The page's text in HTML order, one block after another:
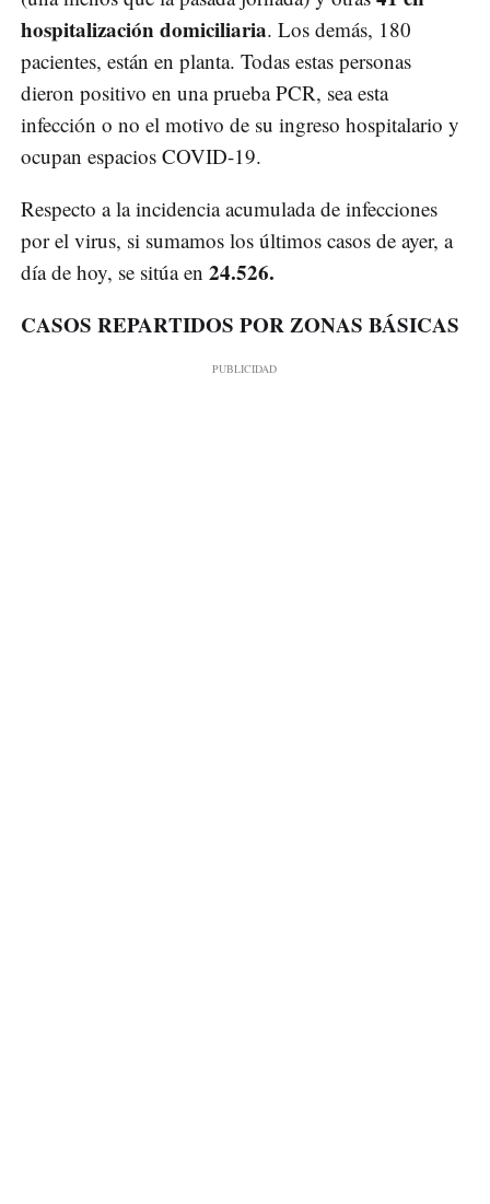
hospitalización domiciliaria. Los demás, 180
pacientes, están en planta. Todas estas personas
dieron positivo en una prueba PCR, sea esta
infección o no el motivo de su ingreso hospitalario y
ocupan espacios COVID-19.
Respecto a la incidencia acumulada de infecciones
por el virus, si sumamos los últimos casos de ayer, a
día de hoy, se sitúa en 24.526.
CASOS REPARTIDOS POR ZONAS BÁSICAS